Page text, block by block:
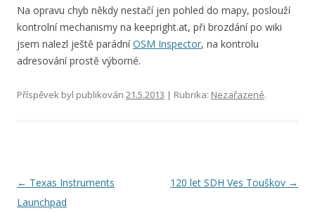
Na opravu chyb někdy nestačí jen pohled do mapy, poslouží
kontrolní mechanismy na keepright.at, při brozdání po wiki
jsem nalezl ještě parádníOSM Inspector, na kontrolu
adresování prostě výborné.
Příspěvek byl publikován 21.5.2013 | Rubrika: Nezařazené.
Navigace
pro
← Texas Instruments
Launchpad
120 let SDH Ves Touškov →